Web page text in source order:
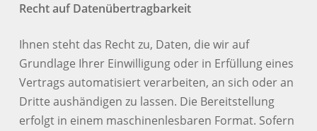
Recht auf Datenübertragbarkeit
Ihnen steht das Recht zu, Daten, die wir auf
Grundlage Ihrer Einwilligung oder in Erfüllung eines
Vertrags automatisiert verarbeiten, an sich oder an
Dritte aushändigen zu lassen. Die Bereitstellung
erfolgt in einem maschinenlesbaren Format. Sofern